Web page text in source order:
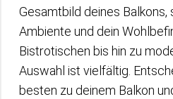
Gesamtbild deines Balkons,
Ambiente und dein
Bistrotischen bis hin zu
Auswahl ist vielfältig.
besten zu deinem Balkon